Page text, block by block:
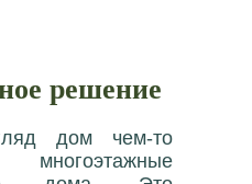
решение
дом чем-то